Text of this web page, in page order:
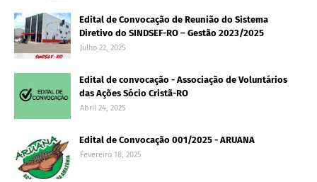
Edital de Convocação de Reunião do Sistema
Diretivo do SINDSEF-RO – Gestão 2023/2025
Julho 22, 2025
Edital de convocação - Associação de Voluntários
das Ações Sócio Cristã-RO
Abril 24, 2025
Edital de Convocação 001/2025 - ARUANA
Fevereiro 18, 2025